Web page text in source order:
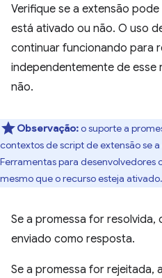
Verifique se a extensão
está ativado ou não. O uso
continuar funcionando para
independentemente de
não.
Observação:o suporte a
contextos de script de extensão se
Ferramentas para desenvolvedores
mesmo que o recurso esteja ativado.
Se a promessa for resolvida,
enviado como resposta.
Se a promessa for rejeitada,